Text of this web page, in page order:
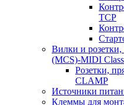
TCP
Вилки и розетки,
(MCS)-MIDI
Розетки,
CLAMP
Источники
Клеммы для